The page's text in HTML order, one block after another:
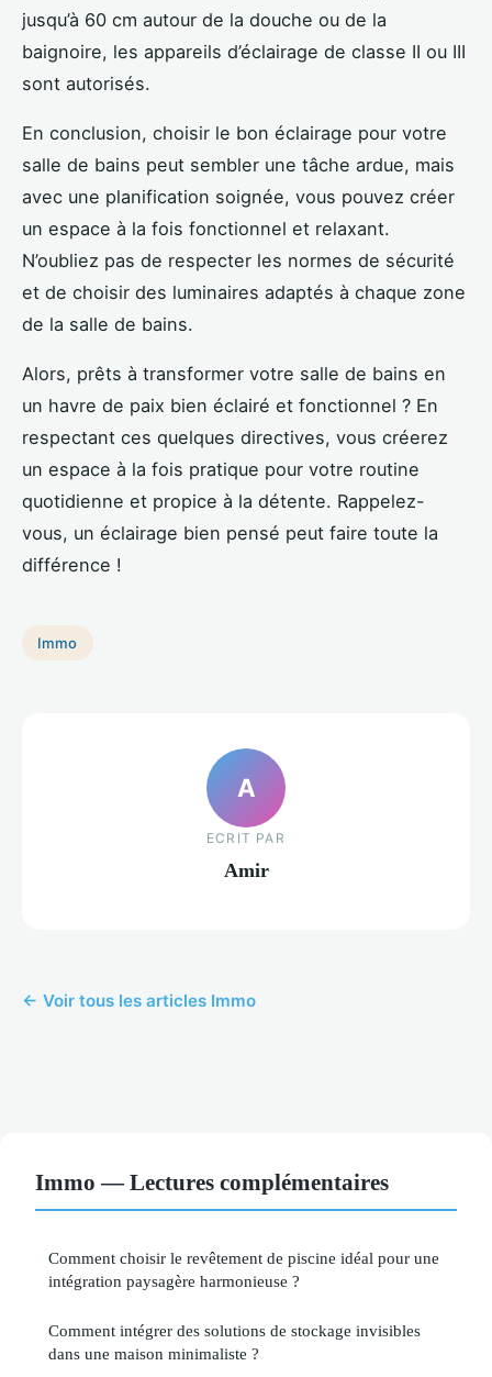
jusqu’à 60 cm autour de la douche ou de la
baignoire, les appareils d’éclairage de classe II ou III
sont autorisés.
En conclusion, choisir le bon éclairage pour votre
salle de bains peut sembler une tâche ardue, mais
avec une planification soignée, vous pouvez créer
un espace à la fois fonctionnel et relaxant.
N’oubliez pas de respecter les normes de sécurité
et de choisir des luminaires adaptés à chaque zone
de la salle de bains.
Alors, prêts à transformer votre salle de bains en
un havre de paix bien éclairé et fonctionnel ? En
respectant ces quelques directives, vous créerez
un espace à la fois pratique pour votre routine
quotidienne et propice à la détente. Rappelez-
vous, un éclairage bien pensé peut faire toute la
différence !
Immo
A
ECRIT PAR
Amir
← Voir tous les articles Immo
Immo — Lectures complémentaires
Comment choisir le revêtement de piscine idéal pour une
intégration paysagère harmonieuse ?
Comment intégrer des solutions de stockage invisibles
dans une maison minimaliste ?